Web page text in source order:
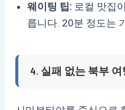
웨이팅 팁: 로컬 맛집
릅니다. 20분 정도는
4. 실패 없는 북부 여